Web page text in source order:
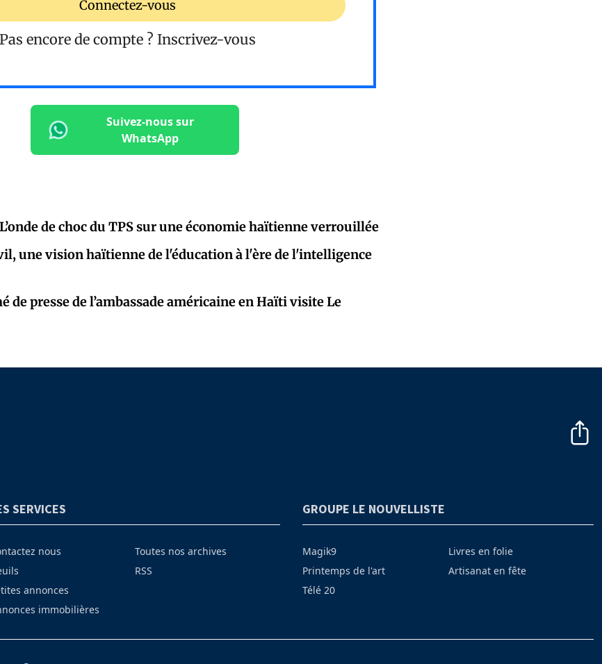
Connectez-vous
Pas encore de compte ? Inscrivez-vous
Suivez-nous sur
WhatsApp
L’onde de choc du TPS sur une économie haïtienne verrouillée
une vision haïtienne de l'éducation à l'ère de l'intelligence
de presse de l’ambassade américaine en Haïti visite Le
SERVICES
nous
annonces
immobilières
Toutes nos archives
RSS
GROUPE LE NOUVELLISTE
Magik9
Printemps de l'art
Télé 20
Livres en folie
Artisanat en fête